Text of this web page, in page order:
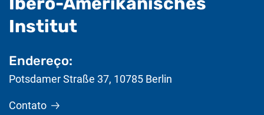
Institut- Informações úteis
Endereço:
Potsdamer Straße 37, 10785 Berlin
Contato